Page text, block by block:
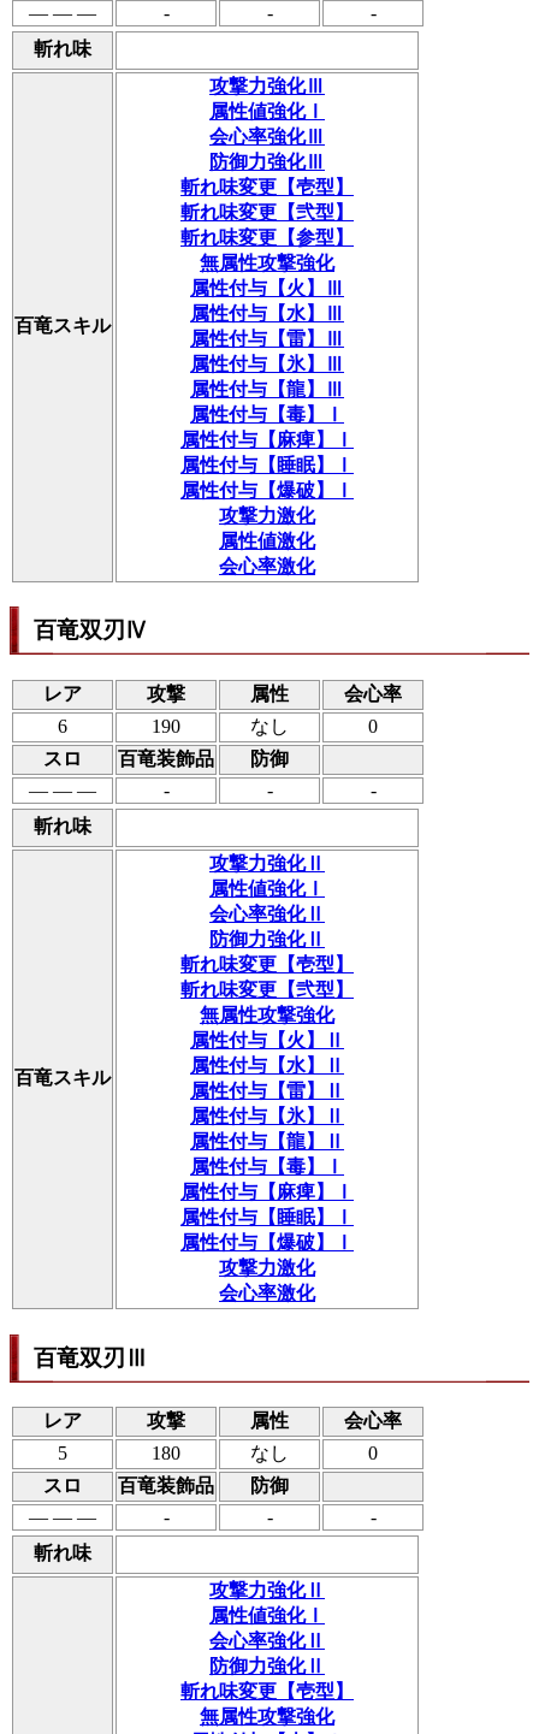
― ― ―
- -
-
斬れ味
百竜スキル
攻撃力強化Ⅲ
属性値強化Ⅰ
会心率強化Ⅲ
防御力強化Ⅲ
斬れ味変更【壱型】
斬れ味変更【弐型】
斬れ味変更【参型】
無属性攻撃強化
属性付与【火】Ⅲ
属性付与【水】Ⅲ
属性付与【雷】Ⅲ
属性付与【氷】Ⅲ
属性付与【龍】Ⅲ
属性付与【毒】Ⅰ
属性付与【麻痺】Ⅰ
属性付与【睡眠】Ⅰ
属性付与【爆破】Ⅰ
攻撃力激化
属性値激化
会心率激化
百竜双刃Ⅳ
レア 攻撃 属性
会心率
6
190 なし
0
スロ
百竜装飾品
防御
― ― ―
- -
-
斬れ味
百竜スキル
攻撃力強化Ⅱ
属性値強化Ⅰ
会心率強化Ⅱ
防御力強化Ⅱ
斬れ味変更【壱型】
斬れ味変更【弐型】
無属性攻撃強化
属性付与【火】Ⅱ
属性付与【水】Ⅱ
属性付与【雷】Ⅱ
属性付与【氷】Ⅱ
属性付与【龍】Ⅱ
属性付与【毒】Ⅰ
属性付与【麻痺】Ⅰ
属性付与【睡眠】Ⅰ
属性付与【爆破】Ⅰ
攻撃力激化
会心率激化
百竜双刃Ⅲ
レア 攻撃 属性
会心率
5
180 なし
0
スロ
百竜装飾品
防御
― ― ―
- -
-
斬れ味
攻撃力強化Ⅱ
属性値強化Ⅰ
会心率強化Ⅱ
防御力強化Ⅱ
斬れ味変更【壱型】
無属性攻撃強化